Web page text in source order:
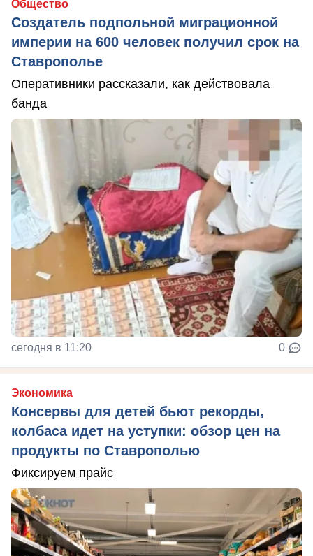
Общество
Создатель подпольной миграционной
империи на 600 человек получил срок на
Ставрополье
Оперативники рассказали, как действовала
банда
сегодня в 11:20 0
Экономика
Консервы для детей бьют рекорды,
колбаса идет на уступки: обзор цен на
продукты по Ставрополью
Фиксируем прайс